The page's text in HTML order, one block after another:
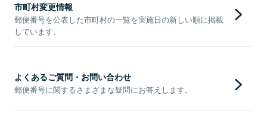
市町村変更情報
郵便番号を公表した市町村の一覧を実施日の新しい順に掲載
しています。
よくあるご質問・お問い合わせ
郵便番号に関するさまざまな疑問にお答えします。